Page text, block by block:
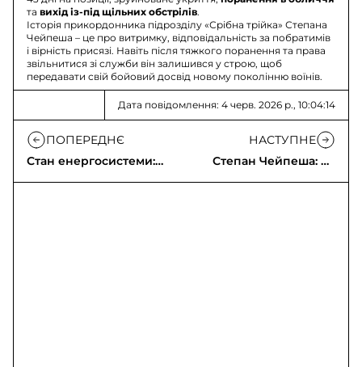
тавихід із-під щільних обстрілів.
Історія прикордонника підрозділу «Срібна трійка» Степана
Чейпеша – це про витримку, відповідальність за побратимів
і вірність присязі. Навіть після тяжкого поранення та права
звільнитися зі служби він залишився у строю, щоб
передавати свій бойовий досвід новому поколінню воїнів.
Дата повідомлення: 4 черв. 2026 р., 10:04:14
ПОПЕРЕДНЄ
Стан енергосистеми:
споживання та
НАСТУПНЕ
Степан Чейпеша: 43
дні на позиції